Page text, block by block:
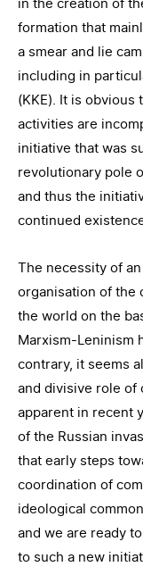
formation that
a smear and lie
including in
(KKE). It is
activities are
initiative that was
revolutionary pole
and thus the
continued
The necessity of
organisation of the
the world on the
Marxism-Leninism
contrary, it seems
and divisive role of
apparent in recent
of the Russian
that early steps
coordination of
ideological
and we are ready
to such a new